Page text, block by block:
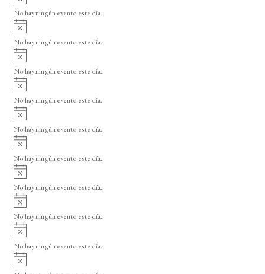
o
v
i
o
No hay ningún evento este día.
A
v
i
o
No hay ningún evento este día.
A
v
i
o
No hay ningún evento este día.
A
v
i
o
No hay ningún evento este día.
A
v
i
o
No hay ningún evento este día.
A
v
i
o
No hay ningún evento este día.
A
v
i
o
No hay ningún evento este día.
A
v
i
o
No hay ningún evento este día.
A
v
i
No hay ningún evento este día.
A
v